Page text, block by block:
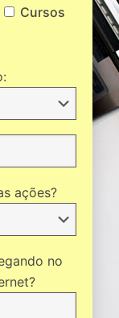
Cursos
ações?
no